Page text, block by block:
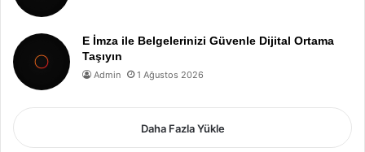
E İmza ile Belgelerinizi Güvenle Dijital Ortama
Taşıyın
Admin 1 Ağustos 2026
Daha Fazla Yükle